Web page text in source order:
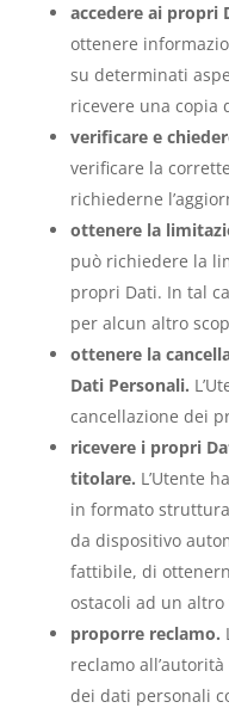
accedere ai propri
ottenere
su determinati
ricevere una copia
verificare e
verificare la
richiederne
ottenere la
può richiedere la
propri Dati. In tal
per alcun altro
ottenere la
Dati Personali.
cancellazione dei
ricevere i propri
titolare. L’Utente
in formato
da dispositivo
fattibile, di
ostacoli ad un
proporre reclamo.
reclamo
dei dati personali